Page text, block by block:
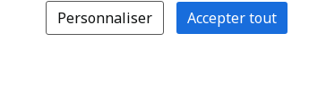
Personnaliser Accepter tout